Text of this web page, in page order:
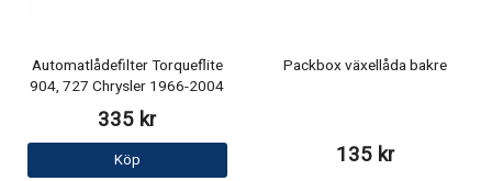
Automatlådefilter Torqueflite
904, 727 Chrysler 1966-2004
335 kr
Köp
Packbox växellåda bakre
135 kr